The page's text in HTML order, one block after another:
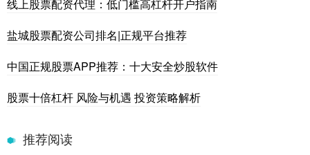
线上股票配资代理：低门槛高杠杆开户指南
盐城股票配资公司排名|正规平台推荐
中国正规股票APP推荐：十大安全炒股软件
股票十倍杠杆 风险与机遇 投资策略解析
推荐阅读